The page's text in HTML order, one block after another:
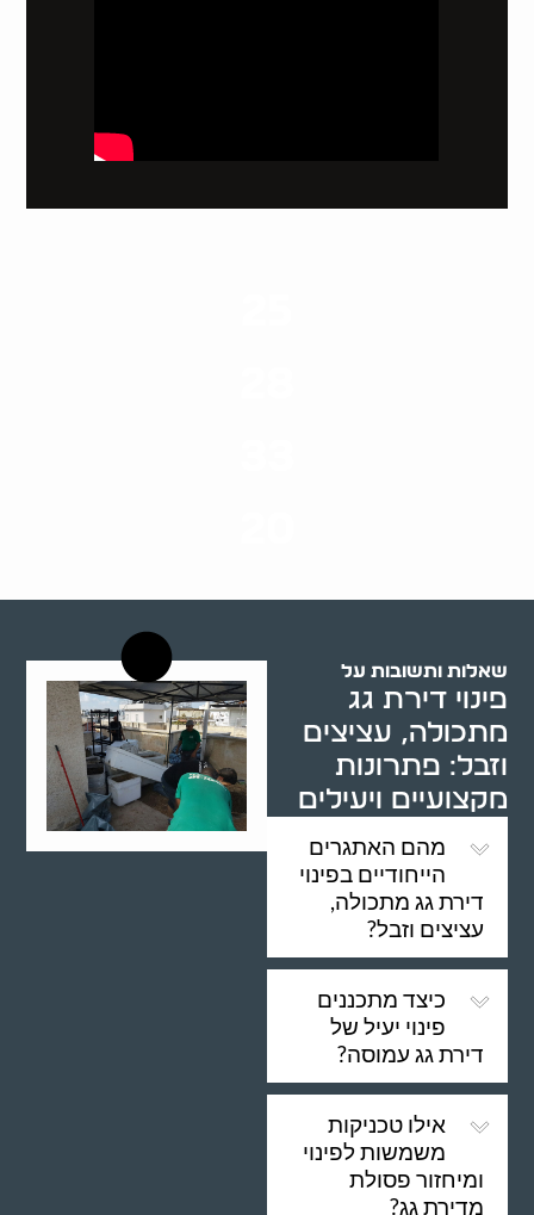
שאלות ותשובות על
פינוי דירת גג
מתכולה, עציצים
וזבל: פתרונות
מקצועיים ויעילים
מהם האתגרים
הייחודיים בפינוי
דירת גג מתכולה,
עציצים וזבל?
כיצד מתכננים
פינוי יעיל של
דירת גג עמוסה?
אילו טכניקות
משמשות לפינוי
ומיחזור פסולת
מדירת גג?